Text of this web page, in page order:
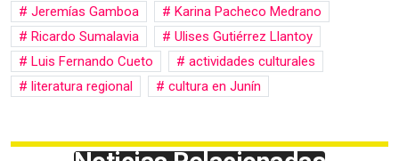
Jeremías Gamboa
Karina Pacheco Medrano
Ricardo Sumalavia
Ulises Gutiérrez Llantoy
Luis Fernando Cueto
actividades culturales
literatura regional
cultura en Junín